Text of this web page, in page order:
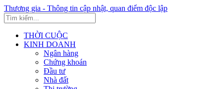
Thương gia - Thông tin cập nhật, quan điểm độc lập
THỜI CUỘC
KINH DOANH
Ngân hàng
Chứng khoán
Đầu tư
Nhà đất